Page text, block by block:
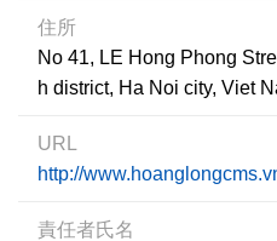
住所
No 41, LE Hong Phong
h district, Ha Noi city, Viet
URL
http://
責任者氏名